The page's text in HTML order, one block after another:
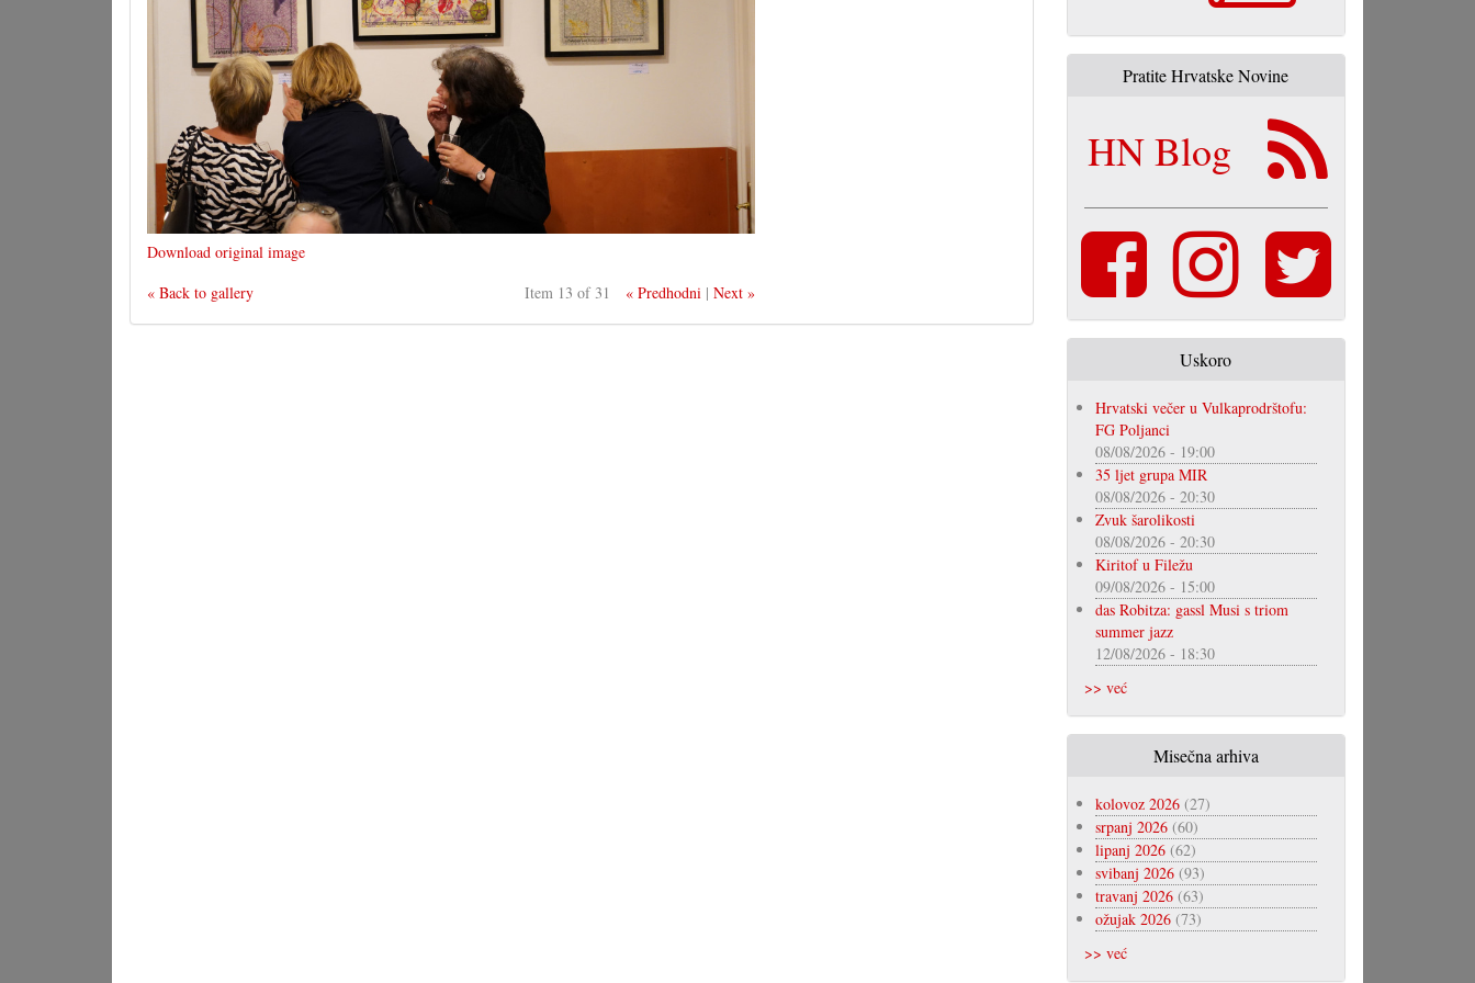
Download original image
« Back to gallery
Item 13 of 31 « Predhodni |Next »
Pratite Hrvatske Novine
HN Blog
Uskoro
Hrvatski večer u Vulkaprodrštofu:
FG Poljanci
08/08/2026 - 19:00
35 ljet grupa MIR
08/08/2026 - 20:30
Zvuk šarolikosti
08/08/2026 - 20:30
Kiritof u Filežu
09/08/2026 - 15:00
das Robitza: gassl Musi s triom
summer jazz
12/08/2026 - 18:30
>> već
Misečna arhiva
kolovoz 2026(27)
srpanj 2026(60)
lipanj 2026(62)
svibanj 2026(93)
travanj 2026(63)
ožujak 2026(73)
>> već